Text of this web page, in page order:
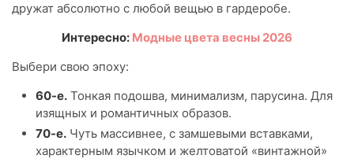
дружат абсолютно с любой вещью в гардеробе.
Интересно: Модные цвета весны 2026
Выбери свою эпоху:
60-е. Тонкая подошва, минимализм, парусина. Для
изящных и романтичных образов.
70-е. Чуть массивнее, с замшевыми вставками,
характерным язычком и желтоватой «винтажной»